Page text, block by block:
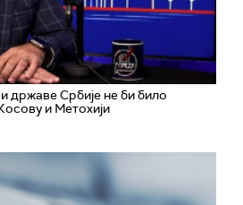
државе Србије не би било
и Метохији